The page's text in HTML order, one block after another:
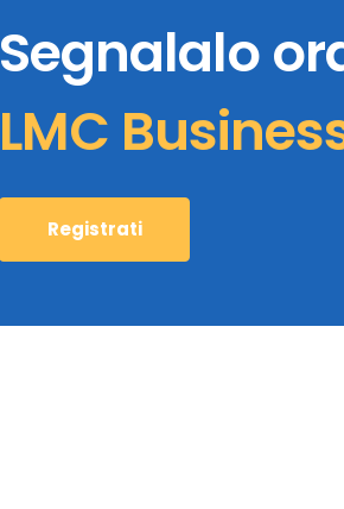
Segnalalo
LMC
Registrati